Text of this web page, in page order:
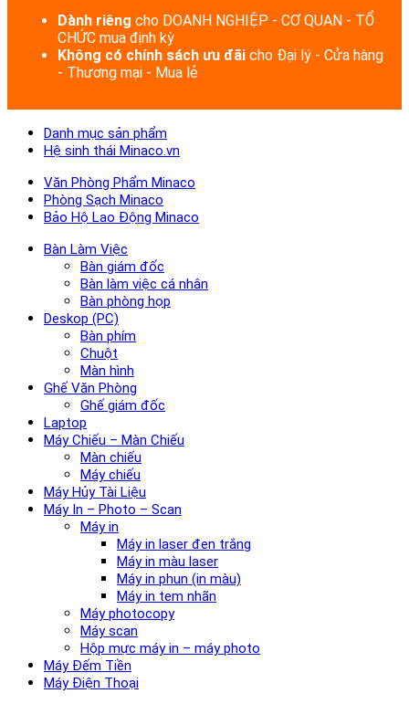
Dành riêng cho DOANH NGHIỆP - CƠ QUAN - TỔ
CHỨC mua định kỳ
Không có chính sách ưu đãi cho Đại lý - Cửa hàng
- Thương mại - Mua lẻ
Danh mục sản phẩm
Hệ sinh thái Minaco.vn
Văn Phòng Phẩm Minaco
Phòng Sạch Minaco
Bảo Hộ Lao Động Minaco
Bàn Làm Việc
Bàn giám đốc
Bàn làm việc cá nhân
Bàn phòng họp
Deskop (PC)
Bàn phím
Chuột
Màn hình
Ghế Văn Phòng
Ghế giám đốc
Laptop
Máy Chiếu – Màn Chiếu
Màn chiếu
Máy chiếu
Máy Hủy Tài Liệu
Máy In – Photo – Scan
Máy in
Máy in laser đen trắng
Máy in màu laser
Máy in phun (in màu)
Máy in tem nhãn
Máy photocopy
Máy scan
Hộp mực máy in – máy photo
Máy Đếm Tiền
Máy Điện Thoại